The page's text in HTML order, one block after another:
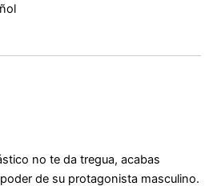
no te da tregua, acabas
de su protagonista masculino.